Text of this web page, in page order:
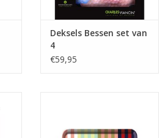
Deksels Bessen set van
4
€59,95